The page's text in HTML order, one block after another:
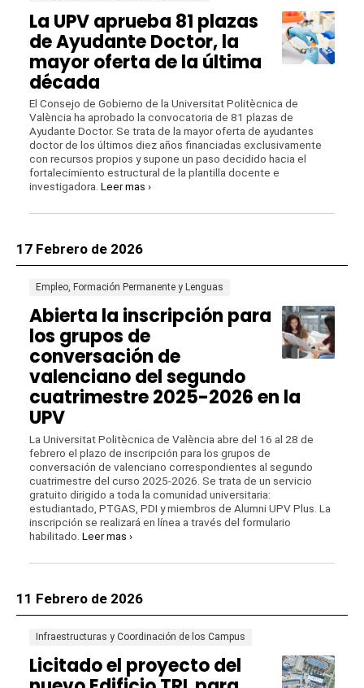
La UPV aprueba 81 plazas
de Ayudante Doctor, la
mayor oferta de la última
década
El Consejo de Gobierno de la Universitat Politècnica de
València ha aprobado la convocatoria de 81 plazas de
Ayudante Doctor. Se trata de la mayor oferta de ayudantes
doctor de los últimos diez años financiadas exclusivamente
con recursos propios y supone un paso decidido hacia el
fortalecimiento estructural de la plantilla docente e
investigadora. Leer mas ›
17 Febrero de 2026
Empleo, Formación Permanente y Lenguas
Abierta la inscripción para
los grupos de
conversación de
valenciano del segundo
cuatrimestre 2025-2026 en la
UPV
La Universitat Politècnica de València abre del 16 al 28 de
febrero el plazo de inscripción para los grupos de
conversación de valenciano correspondientes al segundo
cuatrimestre del curso 2025-2026. Se trata de un servicio
gratuito dirigido a toda la comunidad universitaria:
estudiantado, PTGAS, PDI y miembros de Alumni UPV Plus. La
inscripción se realizará en línea a través del formulario
habilitado. Leer mas ›
11 Febrero de 2026
Infraestructuras y Coordinación de los Campus
Licitado el proyecto del